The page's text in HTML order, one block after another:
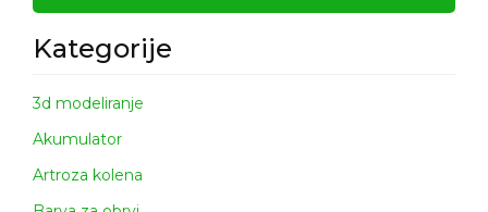
Kategorije
3d modeliranje
Akumulator
Artroza kolena